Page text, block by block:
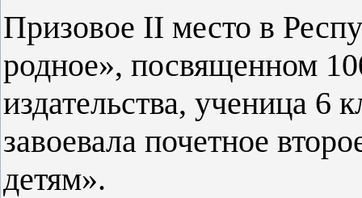
Призовое II место в
родное», посвященном
издательства, ученица 6
завоевала почетное
детям».